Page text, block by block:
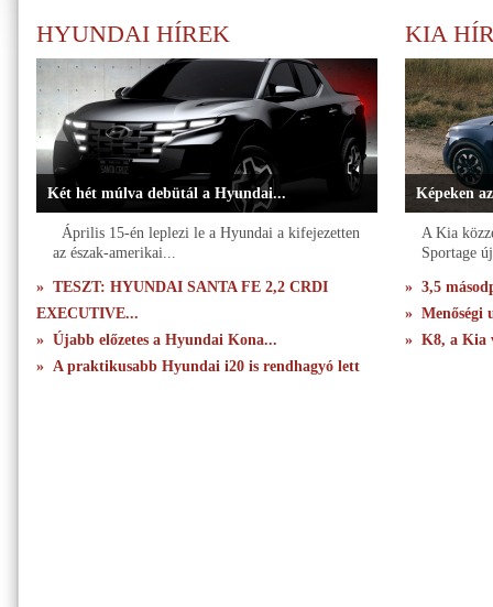
HYUNDAI HÍREK
Két hét múlva debütál a Hyundai...
Április 15-én leplezi le a Hyundai a kifejezetten
az észak-amerikai...
» TESZT: HYUNDAI SANTA FE 2,2 CRDI
EXECUTIVE...
» Újabb előzetes a Hyundai Kona...
» A praktikusabb Hyundai i20 is rendhagyó lett
KIA
Képeken
A Kia
Sportage
» 3,5
» Menőségi
» K8, a Kia